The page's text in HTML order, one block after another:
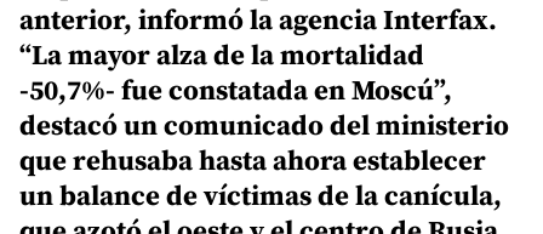
anterior, informó la agencia Interfax.
“La mayor alza de la mortalidad
-50,7%- fue constatada en Moscú”,
destacó un comunicado del ministerio
que rehusaba hasta ahora establecer
un balance de víctimas de la canícula,